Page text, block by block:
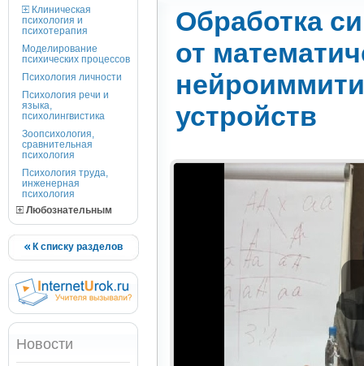
Клиническая
психология и
психотерапия
Моделирование
психических процессов
Психология личности
Психология речи и
языка,
психолингвистика
Зоопсихология,
сравнительная
психология
Психология труда,
инженерная
психология
Любознательным
К списку разделов
Новости
Обработка
от
устройств